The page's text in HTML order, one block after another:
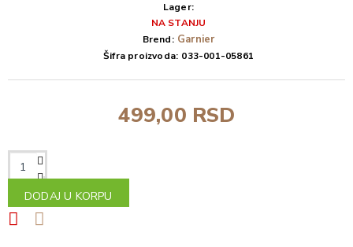
499,00 RSD
Lager:
NA STANJU
Brend: Garnier
Šifra proizvoda: 033-001-05861
DODAJ U KORPU